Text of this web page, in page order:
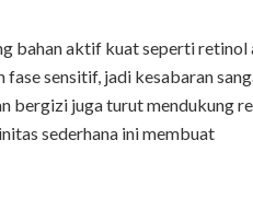
bahan aktif kuat seperti retinol
fase sensitif, jadi kesabaran
bergizi juga turut mendukung
sederhana ini membuat